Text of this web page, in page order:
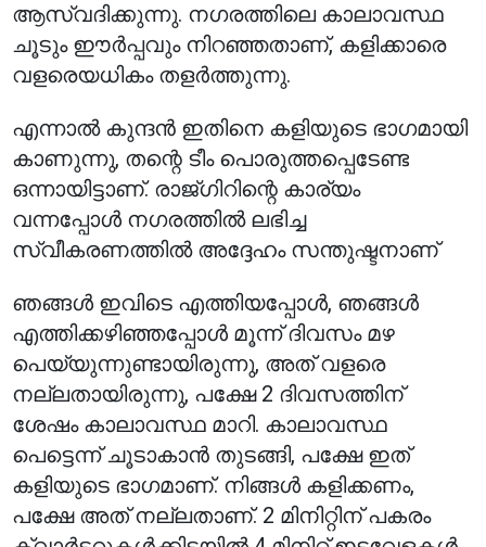
ആസ്വദിക്കുന്നു. നഗരത്തിലെ കാലാവസ്ഥ
ചൂടും ഈർപ്പവും നിറഞ്ഞതാണ്, കളിക്കാരെ
വളരെയധികം തളർത്തുന്നു.
എന്നാൽ കുന്ദൻ ഇതിനെ കളിയുടെ ഭാഗമായി
കാണുന്നു, തന്റെ ടീം പൊരുത്തപ്പെടേണ്ട
ഒന്നായിട്ടാണ്. രാജ്ഗിറിന്റെ കാര്യം
വന്നപ്പോൾ നഗരത്തിൽ ലഭിച്ച
സ്വീകരണത്തിൽ അദ്ദേഹം സന്തുഷ്ടനാണ്
ഞങ്ങൾ ഇവിടെ എത്തിയപ്പോൾ, ഞങ്ങൾ
എത്തിക്കഴിഞ്ഞപ്പോൾ മൂന്ന് ദിവസം മഴ
പെയ്യുന്നുണ്ടായിരുന്നു, അത് വളരെ
നല്ലതായിരുന്നു, പക്ഷേ 2 ദിവസത്തിന്
ശേഷം കാലാവസ്ഥ മാറി. കാലാവസ്ഥ
പെട്ടെന്ന് ചൂടാകാൻ തുടങ്ങി, പക്ഷേ ഇത്
കളിയുടെ ഭാഗമാണ്. നിങ്ങൾ കളിക്കണം,
പക്ഷേ അത് നല്ലതാണ്. 2 മിനിറ്റിന് പകരം